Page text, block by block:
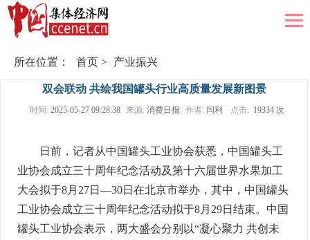
所在位置： 首页 > 产业振兴
双会联动 共绘我国罐头行业高质量发展新图景
时间: 2025-05-27 09:28:38 来源: 消费日报 作者: 闫利 点击: 19334 次
日前，记者从中国罐头工业协会获悉，中国罐头工
业协会成立三十周年纪念活动及第十六届世界水果加工
大会拟于8月27日—30日在北京市举办，其中，中国罐头
工业协会成立三十周年纪念活动拟于8月29日结束。中国
罐头工业协会表示，两大盛会分别以“凝心聚力 共创未